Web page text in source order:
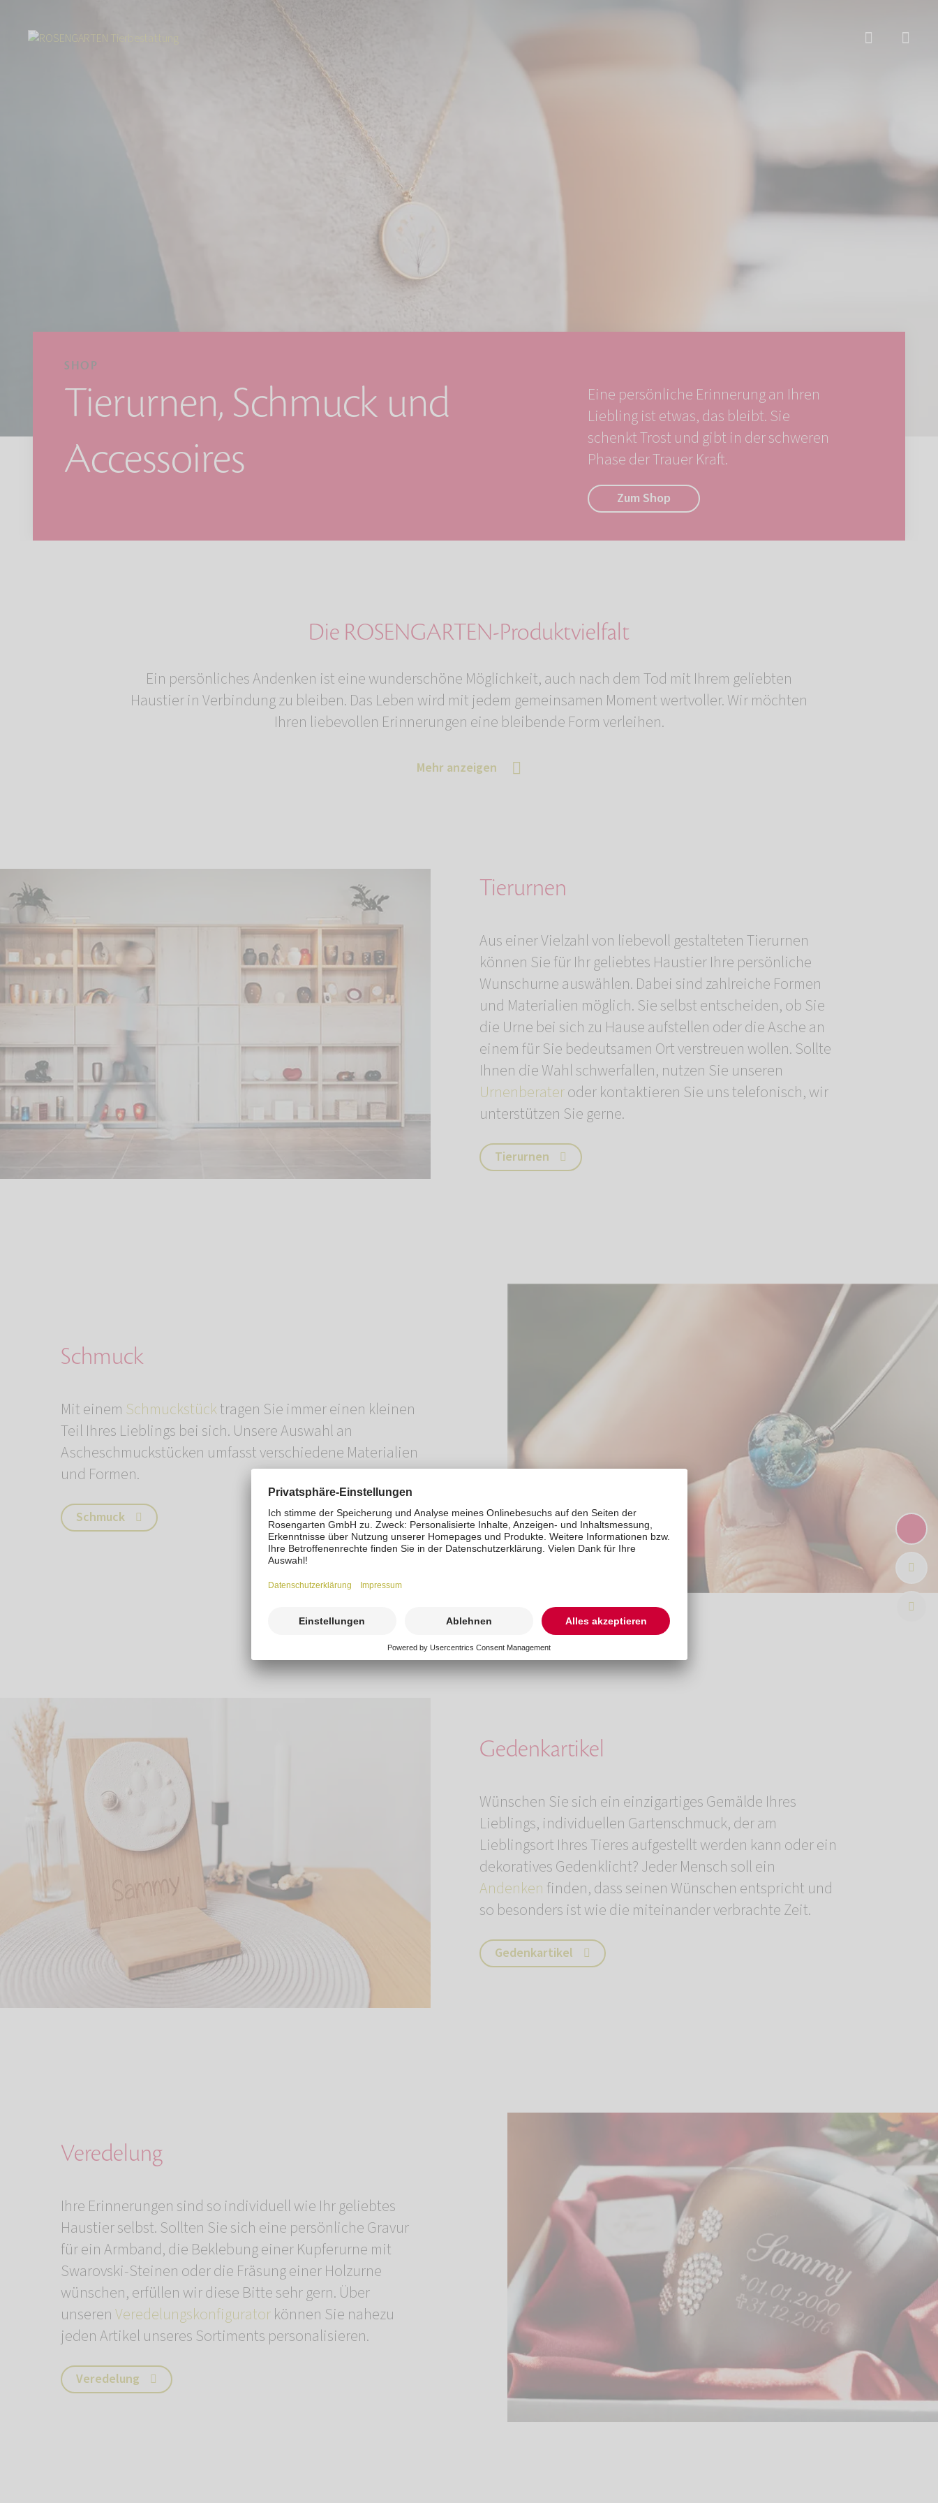
SHOP
Tierurnen, Schmuck und
Accessoires
Eine persönliche Erinnerung an Ihren
Liebling ist etwas, das bleibt. Sie
schenkt Trost und gibt in der schweren
Phase der Trauer Kraft.
Zum Shop
Die ROSENGARTEN-Produktvielfalt
Ein persönliches Andenken ist eine wunderschöne Möglichkeit, auch nach dem Tod mit Ihrem geliebten
Haustier in Verbindung zu bleiben. Das Leben wird mit jedem gemeinsamen Moment wertvoller. Wir möchten
Ihren liebevollen Erinnerungen eine bleibende Form verleihen.
Mehr anzeigen
Tierurnen
Aus einer Vielzahl von liebevoll gestalteten Tierurnen
können Sie für Ihr geliebtes Haustier Ihre persönliche
Wunschurne auswählen. Dabei sind zahlreiche Formen
und Materialien möglich. Sie selbst entscheiden, ob Sie
die Urne bei sich zu Hause aufstellen oder die Asche an
einem für Sie bedeutsamen Ort verstreuen wollen. Sollte
Ihnen die Wahl schwerfallen, nutzen Sie unseren
Urnenberateroder kontaktieren Sie uns telefonisch, wir
unterstützen Sie gerne.
Tierurnen
Schmuck
Mit einem Schmuckstücktragen Sie immer einen kleinen
Teil Ihres Lieblings bei sich. Unsere Auswahl an
Ascheschmuckstücken umfasst verschiedene Materialien
und Formen.
Schmuck
Gedenkartikel
Wünschen Sie sich ein einzigartiges Gemälde Ihres
Lieblings, individuellen Gartenschmuck, der am
Lieblingsort Ihres Tieres aufgestellt werden kann oder ein
dekoratives Gedenklicht? Jeder Mensch soll ein
Andenken finden, dass seinen Wünschen entspricht und
so besonders ist wie die miteinander verbrachte Zeit.
Gedenkartikel
Veredelung
Ihre Erinnerungen sind so individuell wie Ihr geliebtes
Haustier selbst. Sollten Sie sich eine persönliche Gravur
für ein Armband, die Beklebung einer Kupferurne mit
Swarovski-Steinen oder die Fräsung einer Holzurne
wünschen, erfüllen wir diese Bitte sehr gern. Über
unserenVeredelungskonfiguratorkönnen Sie nahezu
jeden Artikel unseres Sortiments personalisieren.
Veredelung